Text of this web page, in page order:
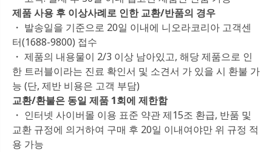
제품 사용 후 이상사례로 인한 교환/반품의 경우
・ 발송일을 기준으로 20일 이내에 니오라코리아 고객센
터(1688-9800) 접수
・ 제품의 내용물이 2/3 이상 남아있고, 해당 제품으로 인
한 트러블이라는 진료 확인서 및 소견서 가 있을 시 환불 가
능 (단, 제반 비용은 고객 부담)
교환/환불은 동일 제품 1회에 제한함
・ 인터넷 사이버몰 이용 표준 약관 제15조 환급, 반품 및
교환 규정에 의거하여 구매 후 20일 이내여야만 위 규정 적
용 가능